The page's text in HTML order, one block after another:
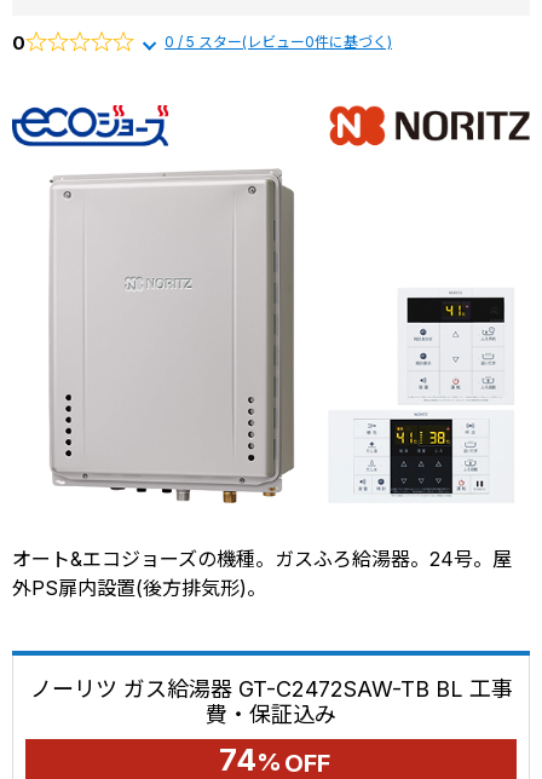
0 0 / 5 スター(レビュー0件に基づく)
オート&エコジョーズの機種。ガスふろ給湯器。24号。屋
外PS扉内設置(後方排気形)。
ノーリツ ガス給湯器 GT-C2472SAW-TB BL 工事
費・保証込み
74% OFF